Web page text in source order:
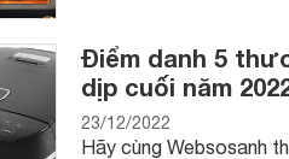
LCD hiện đại giúp người nấu
nếu không sử dụng cẩn thận
Điểm danh 5
dịp cuối năm
23/12/2022
Hãy cùng Websosanh